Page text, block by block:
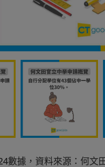
數據，資料來源：何文